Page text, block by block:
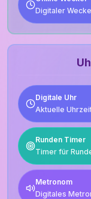
Digitaler
Digitale Uhr
Aktuelle
Runden Timer
Timer für
Metronom
Digitales